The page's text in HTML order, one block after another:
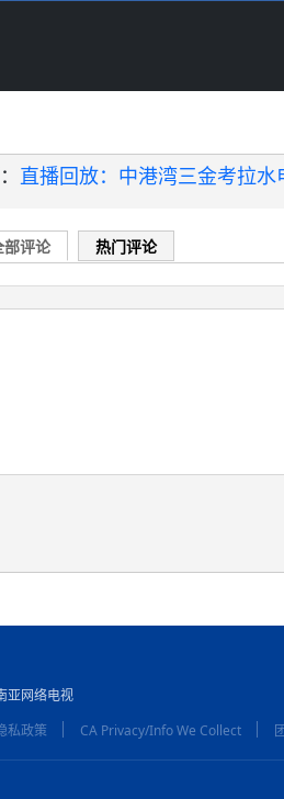
直播回放：中港湾三金考拉
部评论 热门评论
亚网络电视
私政策 CA Privacy/Info We Collect